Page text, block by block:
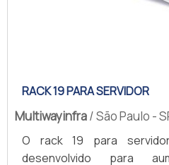
RACK 19 PARA SERVIDOR
Multiwayinfra/ São Paulo -
O rack 19 para
desenvolvido para